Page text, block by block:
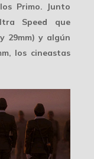
Primo. Junto
Speed que
29mm) y algún
los cineastas